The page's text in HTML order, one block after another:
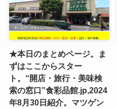
★本日のまとめページ。ま
ずはここからスター
ト。“開店・旅行・美味検
索の窓口”食彩品館.jp,2024
年8月30日紹介。マツゲン